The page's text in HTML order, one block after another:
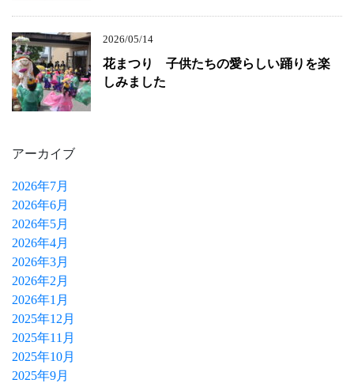
2026/05/14
花まつり 子供たちの愛らしい踊りを楽
しみました
アーカイブ
2026年7月
2026年6月
2026年5月
2026年4月
2026年3月
2026年2月
2026年1月
2025年12月
2025年11月
2025年10月
2025年9月